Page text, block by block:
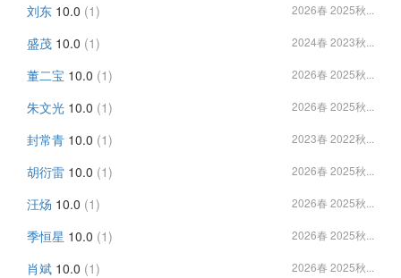
刘东 10.0 (1) 2026春 2025秋...
盛茂 10.0 (1) 2024春 2023秋...
董二宝 10.0 (1) 2026春 2025秋...
朱文光 10.0 (1) 2026春 2025秋...
封常青 10.0 (1) 2023春 2022秋...
胡衍雷 10.0 (1) 2026春 2025秋...
汪炀 10.0 (1) 2026春 2025秋...
季恒星 10.0 (1) 2026春 2025秋...
肖斌 10.0 (1) 2026春 2025秋...